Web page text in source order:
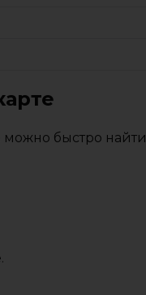
быстро найти